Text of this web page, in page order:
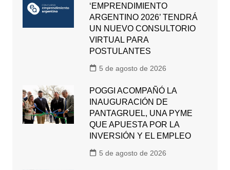
‘EMPRENDIMIENTO
ARGENTINO 2026’ TENDRÁ
UN NUEVO CONSULTORIO
VIRTUAL PARA
POSTULANTES
5 de agosto de 2026
POGGI ACOMPAÑÓ LA
INAUGURACIÓN DE
PANTAGRUEL, UNA PYME
QUE APUESTA POR LA
INVERSIÓN Y EL EMPLEO
5 de agosto de 2026